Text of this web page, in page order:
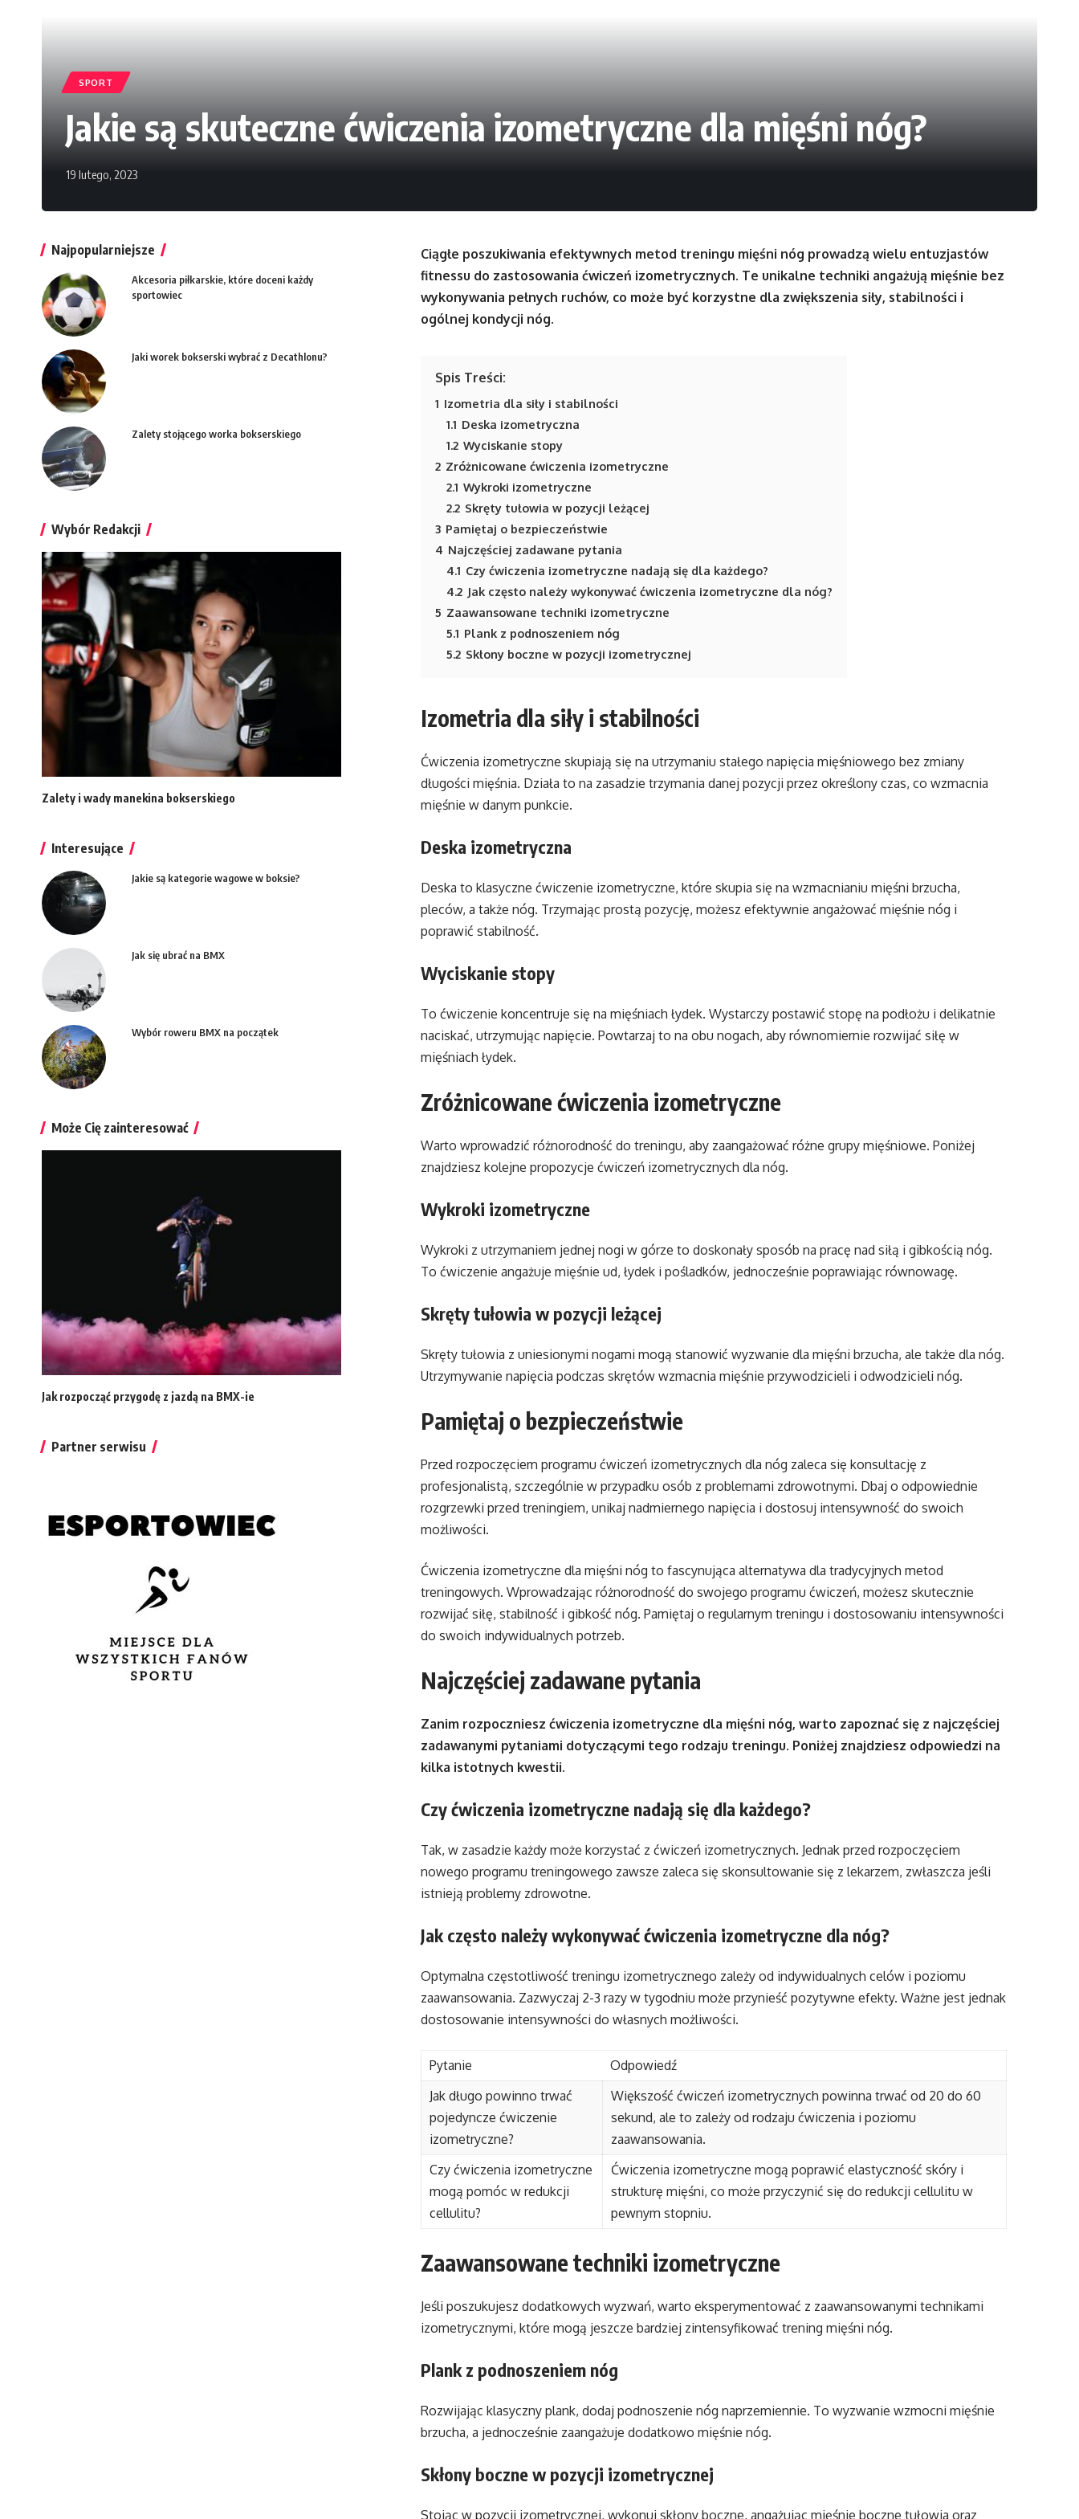
SPORT
Jakie są skuteczne ćwiczenia izometryczne dla mięśni nóg?
19 lutego, 2023
Ciągłe poszukiwania efektywnych metod treningu mięśni nóg prowadzą wielu entuzjastów
fitnessu do zastosowania ćwiczeń izometrycznych. Te unikalne techniki angażują mięśnie bez
wykonywania pełnych ruchów, co może być korzystne dla zwiększenia siły, stabilności i
ogólnej kondycji nóg.
Spis Treści:
1 Izometria dla siły i stabilności
1.1 Deska izometryczna
1.2 Wyciskanie stopy
2 Zróżnicowane ćwiczenia izometryczne
2.1 Wykroki izometryczne
2.2 Skręty tułowia w pozycji leżącej
3 Pamiętaj o bezpieczeństwie
4 Najczęściej zadawane pytania
4.1 Czy ćwiczenia izometryczne nadają się dla każdego?
4.2 Jak często należy wykonywać ćwiczenia izometryczne dla nóg?
5 Zaawansowane techniki izometryczne
5.1 Plank z podnoszeniem nóg
5.2 Skłony boczne w pozycji izometrycznej
Izometria dla siły i stabilności
Ćwiczenia izometryczne skupiają się na utrzymaniu stałego napięcia mięśniowego bez zmiany
długości mięśnia. Działa to na zasadzie trzymania danej pozycji przez określony czas, co wzmacnia
mięśnie w danym punkcie.
Deska izometryczna
Deska to klasyczne ćwiczenie izometryczne, które skupia się na wzmacnianiu mięśni brzucha,
pleców, a także nóg. Trzymając prostą pozycję, możesz efektywnie angażować mięśnie nóg i
poprawić stabilność.
Wyciskanie stopy
To ćwiczenie koncentruje się na mięśniach łydek. Wystarczy postawić stopę na podłożu i delikatnie
naciskać, utrzymując napięcie. Powtarzaj to na obu nogach, aby równomiernie rozwijać siłę w
mięśniach łydek.
Zróżnicowane ćwiczenia izometryczne
Warto wprowadzić różnorodność do treningu, aby zaangażować różne grupy mięśniowe. Poniżej
znajdziesz kolejne propozycje ćwiczeń izometrycznych dla nóg.
Wykroki izometryczne
Wykroki z utrzymaniem jednej nogi w górze to doskonały sposób na pracę nad siłą i gibkością nóg.
To ćwiczenie angażuje mięśnie ud, łydek i pośladków, jednocześnie poprawiając równowagę.
Skręty tułowia w pozycji leżącej
Skręty tułowia z uniesionymi nogami mogą stanowić wyzwanie dla mięśni brzucha, ale także dla nóg.
Utrzymywanie napięcia podczas skrętów wzmacnia mięśnie przywodzicieli i odwodzicieli nóg.
Pamiętaj o bezpieczeństwie
Przed rozpoczęciem programu ćwiczeń izometrycznych dla nóg zaleca się konsultację z
profesjonalistą, szczególnie w przypadku osób z problemami zdrowotnymi. Dbaj o odpowiednie
rozgrzewki przed treningiem, unikaj nadmiernego napięcia i dostosuj intensywność do swoich
możliwości.
Ćwiczenia izometryczne dla mięśni nóg to fascynująca alternatywa dla tradycyjnych metod
treningowych. Wprowadzając różnorodność do swojego programu ćwiczeń, możesz skutecznie
rozwijać siłę, stabilność i gibkość nóg. Pamiętaj o regularnym treningu i dostosowaniu intensywności
do swoich indywidualnych potrzeb.
Najczęściej zadawane pytania
Zanim rozpoczniesz ćwiczenia izometryczne dla mięśni nóg, warto zapoznać się z najczęściej
zadawanymi pytaniami dotyczącymi tego rodzaju treningu. Poniżej znajdziesz odpowiedzi na
kilka istotnych kwestii.
Czy ćwiczenia izometryczne nadają się dla każdego?
Tak, w zasadzie każdy może korzystać z ćwiczeń izometrycznych. Jednak przed rozpoczęciem
nowego programu treningowego zawsze zaleca się skonsultowanie się z lekarzem, zwłaszcza jeśli
istnieją problemy zdrowotne.
Jak często należy wykonywać ćwiczenia izometryczne dla nóg?
Optymalna częstotliwość treningu izometrycznego zależy od indywidualnych celów i poziomu
zaawansowania. Zazwyczaj 2-3 razy w tygodniu może przynieść pozytywne efekty. Ważne jest jednak
dostosowanie intensywności do własnych możliwości.
Pytanie
Odpowiedź
Jak długo powinno trwać
pojedyncze ćwiczenie
izometryczne?
Większość ćwiczeń izometrycznych powinna trwać od 20 do 60
sekund, ale to zależy od rodzaju ćwiczenia i poziomu
zaawansowania.
Czy ćwiczenia izometryczne
mogą pomóc w redukcji
cellulitu?
Ćwiczenia izometryczne mogą poprawić elastyczność skóry i
strukturę mięśni, co może przyczynić się do redukcji cellulitu w
pewnym stopniu.
Zaawansowane techniki izometryczne
Jeśli poszukujesz dodatkowych wyzwań, warto eksperymentować z zaawansowanymi technikami
izometrycznymi, które mogą jeszcze bardziej zintensyfikować trening mięśni nóg.
Plank z podnoszeniem nóg
Rozwijając klasyczny plank, dodaj podnoszenie nóg naprzemiennie. To wyzwanie wzmocni mięśnie
brzucha, a jednocześnie zaangażuje dodatkowo mięśnie nóg.
Skłony boczne w pozycji izometrycznej
Stojąc w pozycji izometrycznej, wykonuj skłony boczne, angażując mięśnie boczne tułowia oraz
Najpopularniejsze
Akcesoria piłkarskie, które doceni każdy
sportowiec
Jaki worek bokserski wybrać z Decathlonu?
Zalety stojącego worka bokserskiego
Wybór Redakcji
Zalety i wady manekina bokserskiego
Interesujące
Jakie są kategorie wagowe w boksie?
Jak się ubrać na BMX
Wybór roweru BMX na początek
Może Cię zainteresować
Jak rozpocząć przygodę z jazdą na BMX-ie
Partner serwisu